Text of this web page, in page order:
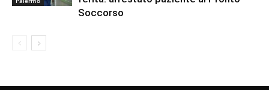
Soccorso